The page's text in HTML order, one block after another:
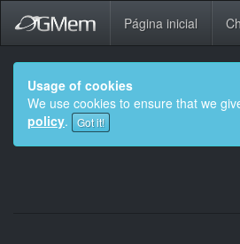
Página inicial
Usage of cookies
We use cookies to ensure that we
policy. Got it!